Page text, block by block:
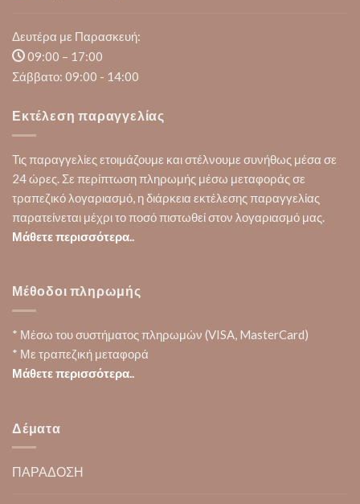
Δευτέρα με Παρασκευή:
09:00 – 17:00
Σάββατο: 09:00 - 14:00
Εκτέλεση παραγγελίας
Τις παραγγελίες ετοιμάζουμε και στέλνουμε συνήθως μέσα σε
24 ώρες. Σε περίπτωση πληρωμής μέσω μεταφοράς σε
τραπεζικό λογαριασμό, η διάρκεια εκτέλεσης παραγγελίας
παρατείνεται μέχρι το ποσό πιστωθεί στον λογαριασμό μας.
Μάθετε περισσότερα..
Μέθοδοι πληρωμής
* Μέσω του συστήματος πληρωμών (VISA, MasterCard)
* Με τραπεζική μεταφορά
Μάθετε περισσότερα..
Δέματα
ΠΑΡΑΔΟΣΗ